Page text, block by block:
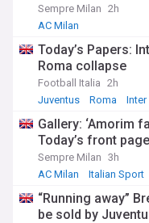
Sempre Milan 2h
AC Milan
Today’s Papers:
Roma collapse
Football Italia 2h
Juventus
Roma Inter
Gallery: ‘Amorim
Today’s front
Sempre Milan 3h
AC Milan
Italian Sport
“Running away”
be sold by